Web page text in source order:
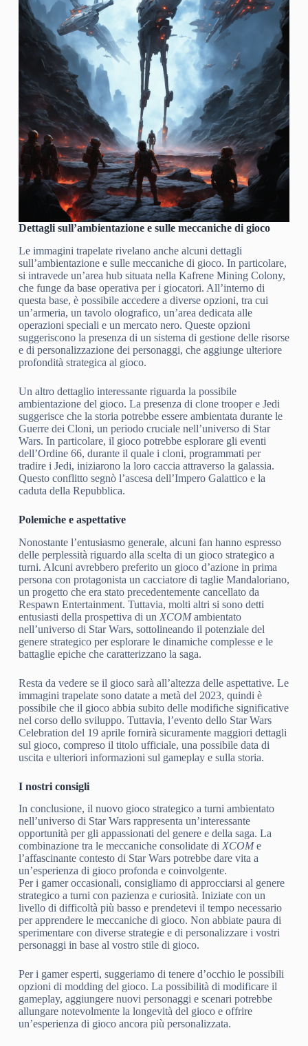
Dettagli sull’ambientazione e sulle meccaniche di gioco
Le immagini trapelate rivelano anche alcuni dettagli
sull’ambientazione e sulle meccaniche di gioco. In particolare,
si intravede un’area hub situata nella Kafrene Mining Colony,
che funge da base operativa per i giocatori. All’interno di
questa base, è possibile accedere a diverse opzioni, tra cui
un’armeria, un tavolo olografico, un’area dedicata alle
operazioni speciali e un mercato nero. Queste opzioni
suggeriscono la presenza di un sistema di gestione delle risorse
e di personalizzazione dei personaggi, che aggiunge ulteriore
profondità strategica al gioco.
Un altro dettaglio interessante riguarda la possibile
ambientazione del gioco. La presenza di clone trooper e Jedi
suggerisce che la storia potrebbe essere ambientata durante le
Guerre dei Cloni, un periodo cruciale nell’universo di Star
Wars. In particolare, il gioco potrebbe esplorare gli eventi
dell’Ordine 66, durante il quale i cloni, programmati per
tradire i Jedi, iniziarono la loro caccia attraverso la galassia.
Questo conflitto segnò l’ascesa dell’Impero Galattico e la
caduta della Repubblica.
Polemiche e aspettative
Nonostante l’entusiasmo generale, alcuni fan hanno espresso
delle perplessità riguardo alla scelta di un gioco strategico a
turni. Alcuni avrebbero preferito un gioco d’azione in prima
persona con protagonista un cacciatore di taglie Mandaloriano,
un progetto che era stato precedentemente cancellato da
Respawn Entertainment. Tuttavia, molti altri si sono detti
entusiasti della prospettiva di un XCOMambientato
nell’universo di Star Wars, sottolineando il potenziale del
genere strategico per esplorare le dinamiche complesse e le
battaglie epiche che caratterizzano la saga.
Resta da vedere se il gioco sarà all’altezza delle aspettative. Le
immagini trapelate sono datate a metà del 2023, quindi è
possibile che il gioco abbia subito delle modifiche significative
nel corso dello sviluppo. Tuttavia, l’evento dello Star Wars
Celebration del 19 aprile fornirà sicuramente maggiori dettagli
sul gioco, compreso il titolo ufficiale, una possibile data di
uscita e ulteriori informazioni sul gameplay e sulla storia.
I nostri consigli
In conclusione, il nuovo gioco strategico a turni ambientato
nell’universo di Star Wars rappresenta un’interessante
opportunità per gli appassionati del genere e della saga. La
combinazione tra le meccaniche consolidate diXCOMe
l’affascinante contesto di Star Wars potrebbe dare vita a
un’esperienza di gioco profonda e coinvolgente.
Per i gamer occasionali, consigliamo di approcciarsi al genere
strategico a turni con pazienza e curiosità. Iniziate con un
livello di difficoltà più basso e prendetevi il tempo necessario
per apprendere le meccaniche di gioco. Non abbiate paura di
sperimentare con diverse strategie e di personalizzare i vostri
personaggi in base al vostro stile di gioco.
Per i gamer esperti, suggeriamo di tenere d’occhio le possibili
opzioni di modding del gioco. La possibilità di modificare il
gameplay, aggiungere nuovi personaggi e scenari potrebbe
allungare notevolmente la longevità del gioco e offrire
un’esperienza di gioco ancora più personalizzata.